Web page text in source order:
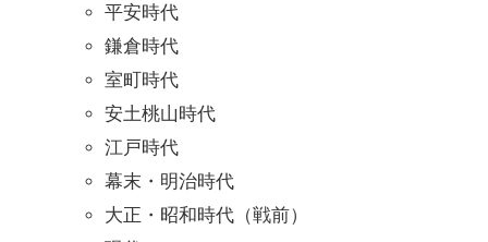
平安時代
鎌倉時代
室町時代
安土桃山時代
江戸時代
幕末・明治時代
大正・昭和時代（戦前）